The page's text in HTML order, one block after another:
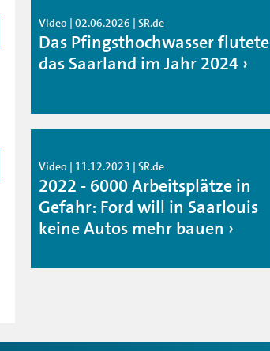
Video | 02.06.2026 | SR.de
Das Pfingsthochwasser flutete
das Saarland im Jahr 2024
Video | 11.12.2023 | SR.de
2022 - 6000 Arbeitsplätze in
Gefahr: Ford will in Saarlouis
keine Autos mehr bauen